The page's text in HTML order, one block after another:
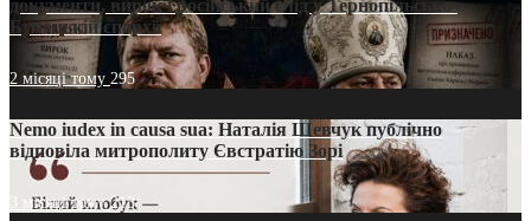
документи, вирок і російський слід у Тернопільсько-
Бучацькій єпархії
2 місяці тому 295
Nemo iudex in causa sua: Наталія Шевчук публічно
відповіла митрополиту Євстратію Зорі
3 місяці тому213